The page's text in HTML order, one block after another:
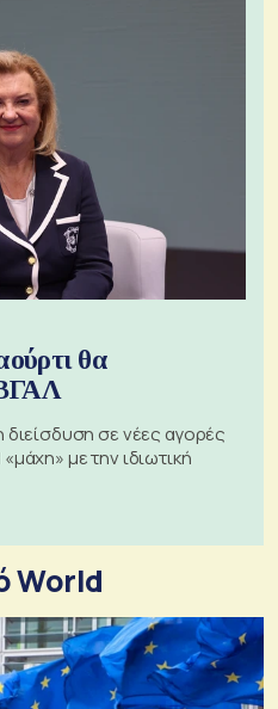
θα
διείσδυση σε νέες αγορές
με την ιδιωτική
World